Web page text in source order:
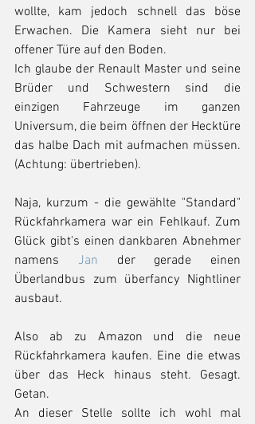
wollte, kam jedoch schnell das böse
Erwachen. Die Kamera sieht nur bei
offener Türe auf den Boden.
Ich glaube der Renault Master und seine
Brüder und Schwestern sind die
einzigen Fahrzeuge im ganzen
Universum, die beim öffnen der Hecktüre
das halbe Dach mit aufmachen müssen.
(Achtung: übertrieben).
Naja, kurzum - die gewählte "Standard"
Rückfahrkamera war ein Fehlkauf. Zum
Glück gibt's einen dankbaren Abnehmer
namens Jan der gerade einen
Überlandbus zum überfancy Nightliner
ausbaut.
Also ab zu Amazon und die neue
Rückfahrkamera kaufen. Eine die etwas
über das Heck hinaus steht. Gesagt.
Getan.
An dieser Stelle sollte ich wohl mal